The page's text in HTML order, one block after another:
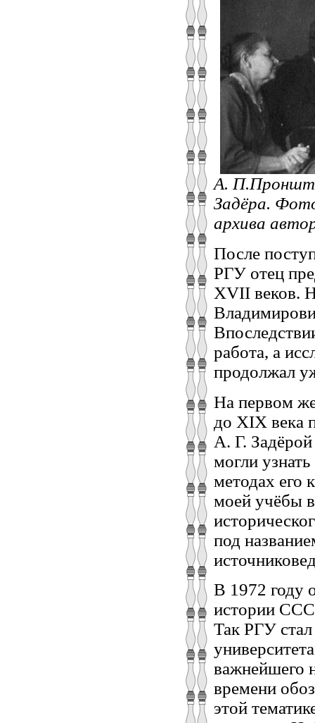
А.
Задёра.
архива
После
РГУ отец
XVII веков.
работа, а
продолжал
На первом
до XIX века
А. Г.
могли
методах его
моей учёбы
под
В 1972 году
истории
Так РГУ
важнейшего
времени
этой